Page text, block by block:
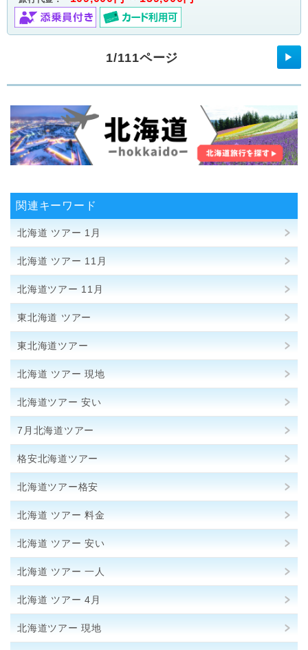
1/111ページ ▶
関連キーワード
北海道 ツアー 1月
北海道 ツアー 11月
北海道ツアー 11月
東北海道 ツアー
東北海道ツアー
北海道 ツアー 現地
北海道ツアー 安い
7月北海道ツアー
格安北海道ツアー
北海道ツアー格安
北海道 ツアー 料金
北海道 ツアー 安い
北海道 ツアー 一人
北海道 ツアー 4月
北海道ツアー 現地